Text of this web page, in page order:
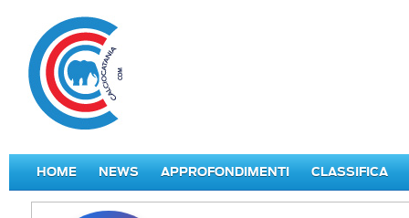
HOME NEWS APPROFONDIMENTI CLASSIFICA